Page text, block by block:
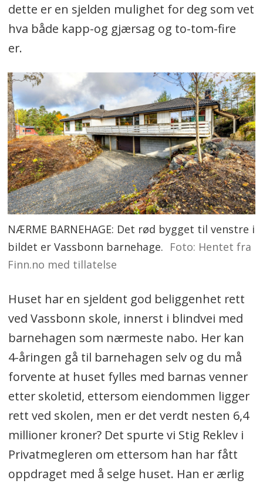
dette er en sjelden mulighet for deg som vet
hva både kapp-og gjærsag og to-tom-fire
er.
NÆRME BARNEHAGE: Det rød bygget til venstre i
bildet er Vassbonn barnehage. Foto: Hentet fra
Finn.no med tillatelse
Huset har en sjeldent god beliggenhet rett
ved Vassbonn skole, innerst i blindvei med
barnehagen som nærmeste nabo. Her kan
4-åringen gå til barnehagen selv og du må
forvente at huset fylles med barnas venner
etter skoletid, ettersom eiendommen ligger
rett ved skolen, men er det verdt nesten 6,4
millioner kroner? Det spurte vi Stig Reklev i
Privatmegleren om ettersom han har fått
oppdraget med å selge huset. Han er ærlig